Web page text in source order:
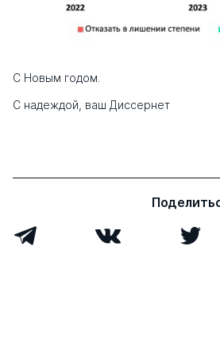
С Новым годом.
С надеждой, ваш Диссернет